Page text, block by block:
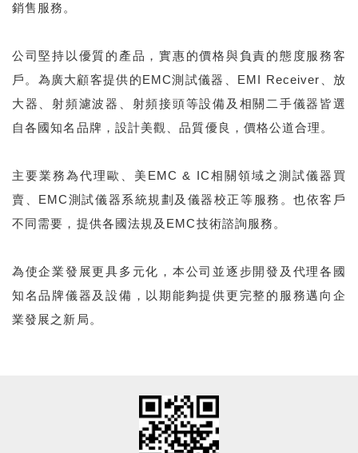
銷售服務。
公司堅持以優質的產品，實惠的價格與負責的態度服務客
戶。為廣大顧客提供的EMC測試儀器、EMI Receiver、放
大器、射頻濾波器、射頻接頭等設備及相關二手儀器皆選
自各國知名品牌，設計美觀、品質優良，價格公道合理。
主要業務為代理歐、美EMC & IC相關領域之測試儀器買
賣、EMC測試儀器系統規劃及儀器校正等服務。也依客戶
不同需要，提供各國法規及EMC技術諮詢服務。
為使企業發展更具多元化，本公司並逐步開發及代理各國
知名品牌儀器及設備，以期能夠提供更完整的服務邁向企
業發展之新局。